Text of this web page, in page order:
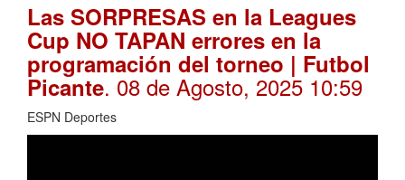
Las SORPRESAS en la Leagues
Cup NO TAPAN errores en la
programación del torneo | Futbol
Picante. 08 de Agosto, 2025 10:59
ESPN Deportes